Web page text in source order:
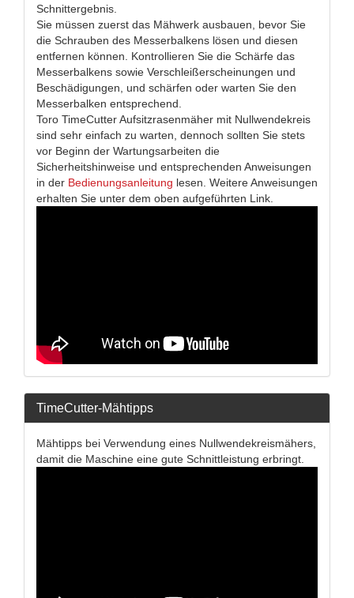
Schnittergebnis.
Sie müssen zuerst das Mähwerk ausbauen, bevor Sie
die Schrauben des Messerbalkens lösen und diesen
entfernen können. Kontrollieren Sie die Schärfe das
Messerbalkens sowie Verschleißerscheinungen und
Beschädigungen, und schärfen oder warten Sie den
Messerbalken entsprechend.
Toro TimeCutter Aufsitzrasenmäher mit Nullwendekreis
sind sehr einfach zu warten, dennoch sollten Sie stets
vor Beginn der Wartungsarbeiten die
Sicherheitshinweise und entsprechenden Anweisungen
in der Bedienungsanleitung lesen. Weitere Anweisungen
erhalten Sie unter dem oben aufgeführten Link.
TimeCutter-Mähtipps
Mähtipps bei Verwendung eines Nullwendekreismähers,
damit die Maschine eine gute Schnittleistung erbringt.